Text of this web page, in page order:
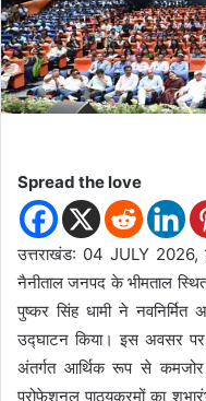
a
i
l
Spread the love
उत्तराखंड: 04 JULY 2026,
नैनीताल जनपद के भीमताल स्थित
पुष्कर सिंह धामी ने
उद्घाटन किया। इस अवसर पर
अंतर्गत आर्थिक रूप से कमजोर
प्रोफेशनल पाठ्यक्रमों का